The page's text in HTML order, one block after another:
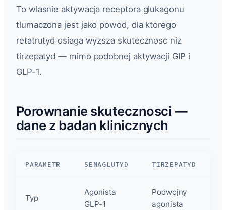
To wlasnie aktywacja receptora glukagonu
tlumaczona jest jako powod, dla ktorego
retatrutyd osiaga wyzsza skutecznosc niz
tirzepatyd — mimo podobnej aktywacji GIP i
GLP-1.
Porownanie skutecznosci —
dane z badan klinicznych
PARAMETR SEMAGLUTYD TIRZEPATYD
Typ
Agonista
GLP-1
Podwojny
agonista